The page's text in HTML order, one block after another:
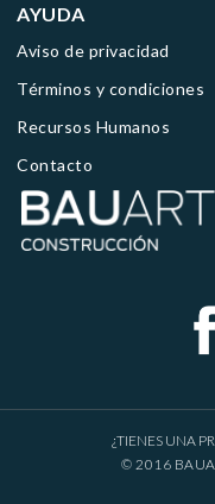
AYUDA
Aviso de privacidad
Términos y condiciones
Recursos Humanos
Contacto
¿TIENES UNA
© 2016